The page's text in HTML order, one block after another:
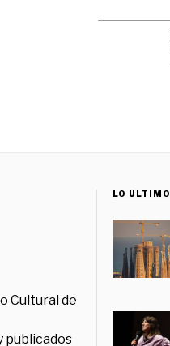
Cultural de
publicados
LO ÚLTIMO